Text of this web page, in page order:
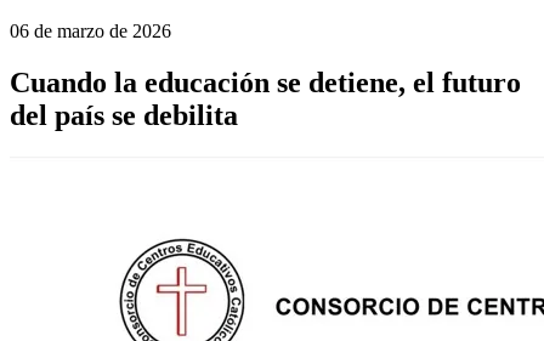
06 de marzo de 2026
Cuando la educación se detiene, el futuro
del país se debilita